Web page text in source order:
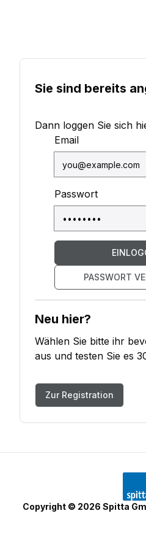
Sie sind bereits
Dann loggen Sie sich
Email
Passwort
PASSWORT
Neu hier?
Wählen Sie bitte ihr
aus und testen Sie es
Zur Registration
Copyright © 2026 Spitta